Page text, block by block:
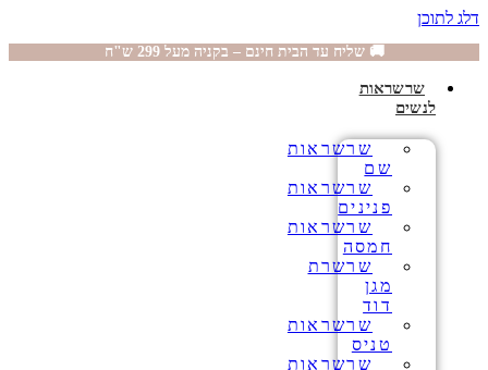
דלג לתוכן
🚚 שליח עד הבית חינם – בקניה מעל 299 ש"ח
שרשראות
לנשים
שרשראות
שם
שרשראות
פנינים
שרשראות
חמסה
שרשרת
מגן
דוד
שרשראות
טניס
שרשראות